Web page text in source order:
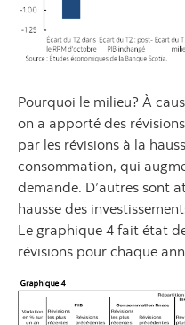
Pourquoi le milieu? À
on a apporté des
par les révisions à la
consommation, qui
demande. D’autres sont
hausse des
Le graphique 4 fait état
révisions pour chaque